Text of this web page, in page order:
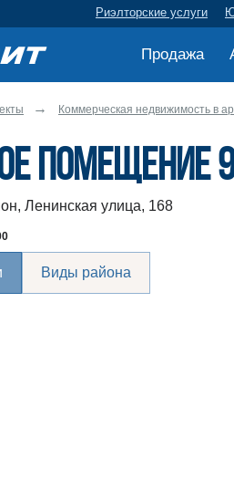
Риэлторские услуги
Продажа
Коммерческая недвижимость в
помещение
Ленинская улица, 168
Виды района